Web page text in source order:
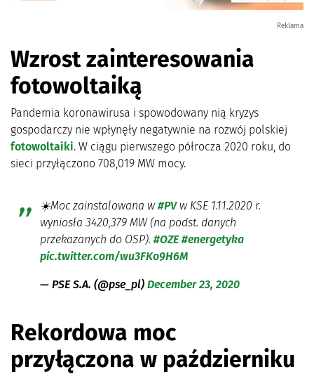
Reklama
Wzrost zainteresowania
fotowoltaiką
Pandemia koronawirusa i spowodowany nią kryzys
gospodarczy nie wpłynęły negatywnie na rozwój polskiej
fotowoltaiki. W ciągu pierwszego półrocza 2020 roku, do
sieci przyłączono 708,019 MW mocy.
☀️Moc zainstalowana w#PVw KSE 1.11.2020 r.
wyniosła 3420,379 MW (na podst. danych
przekazanych do OSP). #OZE #energetyka
pic.twitter.com/wu3FKo9H6M
— PSE S.A. (@pse_pl) December 23, 2020
Rekordowa moc
przyłączona w październiku